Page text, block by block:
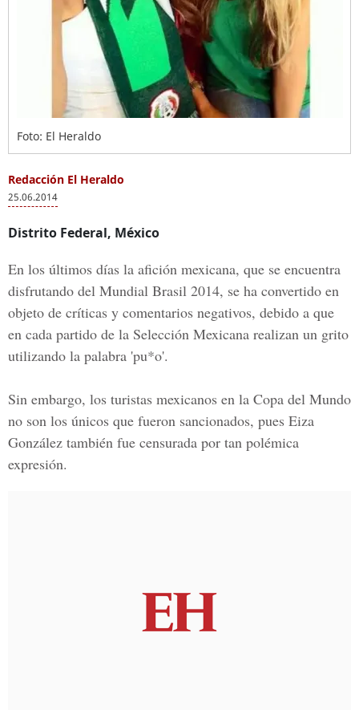
Foto: El Heraldo
Redacción El Heraldo
25.06.2014
Distrito Federal, México
En los últimos días la afición mexicana, que se encuentra
disfrutando del Mundial Brasil 2014, se ha convertido en
objeto de críticas y comentarios negativos, debido a que
en cada partido de la Selección Mexicana realizan un grito
utilizando la palabra 'pu*o'.
Sin embargo, los turistas mexicanos en la Copa del Mundo
no son los únicos que fueron sancionados, pues Eiza
González también fue censurada por tan polémica
expresión.